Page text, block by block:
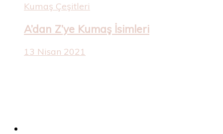
Kumaş Çeşitleri
A’dan Z’ye Kumaş İsimleri
13 Nisan 2021